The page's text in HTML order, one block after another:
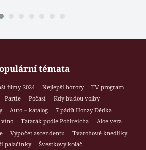
témata
filmy 2024 Nejlepší horory
TV program
Partie Počasí
Kdy budou volby
Auto – katalog
7 pádů Honzy Dědka
víno Tatarák podle Pohlreicha
Aloe vera
Výpočet ascendentu
Tvarohové knedlíky
palačinky
Švestkový koláč